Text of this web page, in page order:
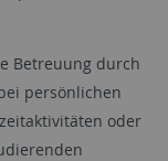
Betreuung durch
persönlichen
oder